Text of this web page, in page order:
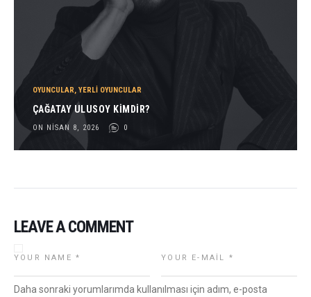
OYUNCULAR, YERLI OYUNCULAR
ÇAĞATAY ULUSOY KIMDIR?
ON NISAN 8, 2026 0
LEAVE A COMMENT
Daha sonraki yorumlarımda kullanılması için adım, e-posta